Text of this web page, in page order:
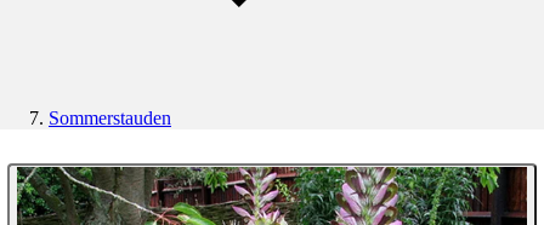
Sommerstauden